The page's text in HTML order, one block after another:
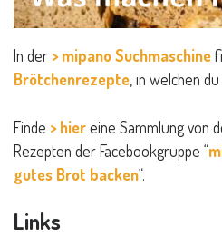
In der > mipano Suchmaschine
Brötchenrezepte, in welchen
Finde > hiereine Sammlung von
Rezepten der Facebookgruppe “
gutes Brot backen“.
Links